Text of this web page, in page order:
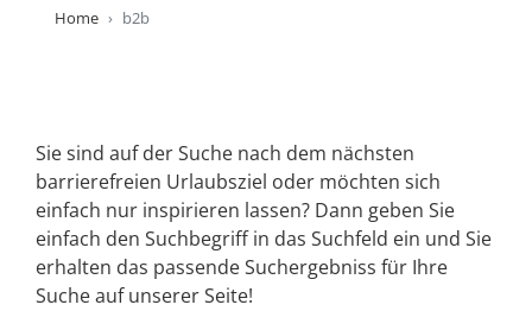
Home b2b
Sie sind auf der Suche nach dem nächsten
barrierefreien Urlaubsziel oder möchten sich
einfach nur inspirieren lassen? Dann geben Sie
einfach den Suchbegriff in das Suchfeld ein und Sie
erhalten das passende Suchergebniss für Ihre
Suche auf unserer Seite!